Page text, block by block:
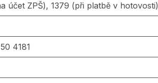
účet ZPŠ), 1379 (při platbě v hotovosti)
4181